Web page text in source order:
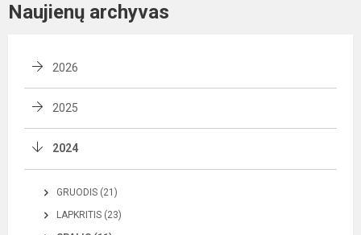
Naujienų archyvas
2026
2025
2024
GRUODIS (21)
LAPKRITIS (23)